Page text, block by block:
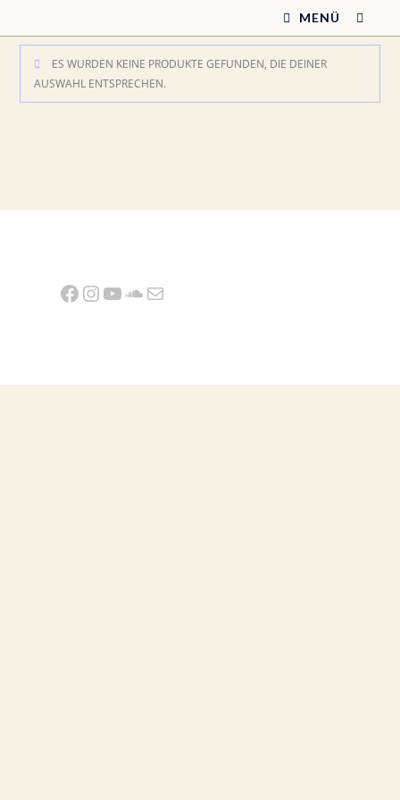
Inhalt
MENÜ
ES WURDEN KEINE PRODUKTE GEFUNDEN, DIE DEINER
AUSWAHL ENTSPRECHEN.
Facebook
Instagram
YouTube
SoundCloud
E-Mail